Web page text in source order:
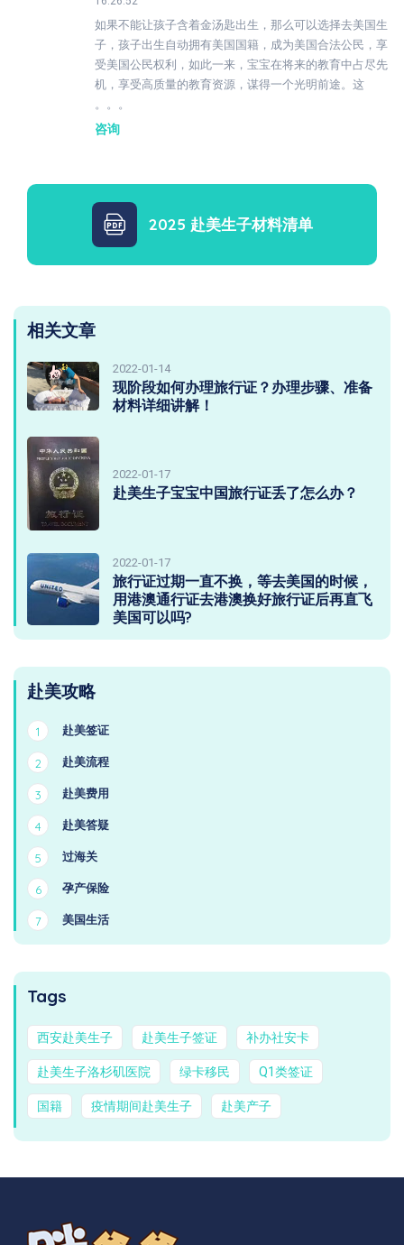
如果不能让孩子含着金汤匙出生，那么可以选择去美国生
子，孩子出生自动拥有美国国籍，成为美国合法公民，享
受美国公民权利，如此一来，宝宝在将来的教育中占尽先
机，享受高质量的教育资源，谋得一个光明前途。这
。。。
咨询
2025 赴美生子材料清单
相关文章
2022-01-14
现阶段如何办理旅行证？办理步骤、准备
材料详细讲解！
2022-01-17
赴美生子宝宝中国旅行证丢了怎么办？
2022-01-17
旅行证过期一直不换，等去美国的时候，
用港澳通行证去港澳换好旅行证后再直飞
美国可以吗?
赴美攻略
1 赴美签证
2 赴美流程
3 赴美费用
4 赴美答疑
5 过海关
6 孕产保险
7 美国生活
Tags
西安赴美生子 赴美生子签证 补办社安卡
赴美生子洛杉矶医院 绿卡移民 Q1类签证
国籍 疫情期间赴美生子 赴美产子